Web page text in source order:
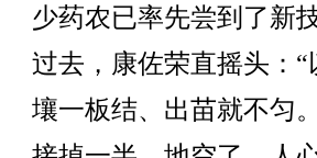
少药农已率先尝到了新
过去，康佐荣直摇头：
壤一板结、出苗就不匀